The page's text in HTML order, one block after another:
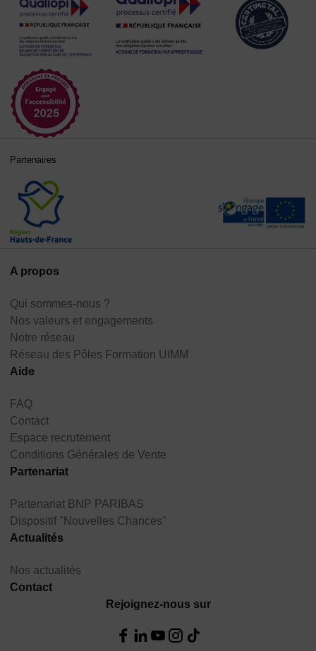
A propos
Qui sommes-nous ?
Nos valeurs et engagements
Notre réseau
Réseau des Pôles Formation UIMM
Aide
FAQ
Contact
Espace recrutement
Conditions Générales de Vente
Partenariat
Partenariat BNP PARIBAS
Dispositif "Nouvelles Chances"
Actualités
Nos actualités
Contact
Rejoignez-nous sur
Partenaires